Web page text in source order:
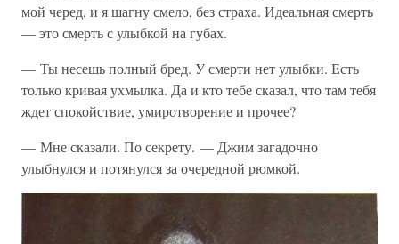
мой черед, и я шагну смело, без страха. Идеальная смерть
— это смерть с улыбкой на губах.
— Ты несешь полный бред. У смерти нет улыбки. Есть
только кривая ухмылка. Да и кто тебе сказал, что там тебя
ждет спокойствие, умиротворение и прочее?
— Мне сказали. По секрету. — Джим загадочно
улыбнулся и потянулся за очередной рюмкой.